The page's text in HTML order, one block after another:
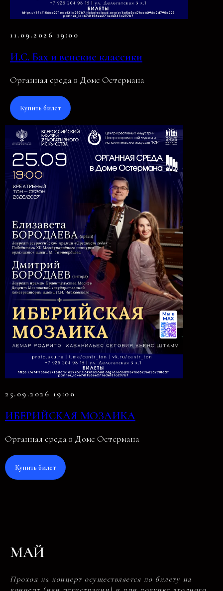
11.09.2026 19:00
И.С. Бах и венские классики
Органная среда в Доме Остермана
Купить билет
25.09.2026 19:00
ИБЕРИЙСКАЯ МОЗАИКА
Органная среда в Доме Остермана
Купить билет
МАЙ
Проход на концерт осуществляется по билету на